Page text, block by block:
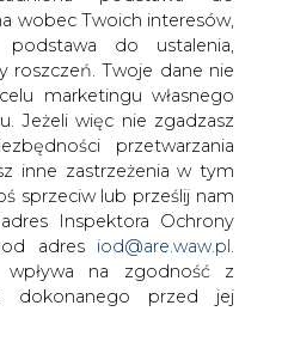
określić warunki
do plików cookies w
internetowej.
technologii
kliknąć poniższy przycisk
S.A Wydawca portalu
przebudowy linii —
Janusz Figielski, dyrektor
jak do tej pory nic się nie
nie udało się gazecie
Nie można również
pierwsze kroki, aby
narzędzi sztucznej inteligencji.
się na włączenie publikacji do